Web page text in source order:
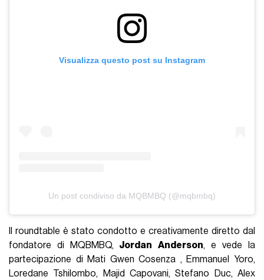
Visualizza questo post su Instagram
Un post condiviso da MQBMBQ (@mqbmbq)
Il roundtable è stato condotto e creativamente diretto dal
fondatore di MQBMBQ, Jordan Anderson, e vede la
partecipazione di Mati Gwen Cosenza , Emmanuel Yoro,
Loredane Tshilombo, Majid Capovani, Stefano Duc, Alex